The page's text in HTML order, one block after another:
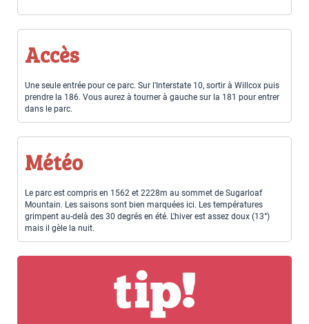
Accès
Une seule entrée pour ce parc. Sur l'Interstate 10, sortir à Willcox puis
prendre la 186. Vous aurez à tourner à gauche sur la 181 pour entrer
dans le parc.
Météo
Le parc est compris en 1562 et 2228m au sommet de Sugarloaf
Mountain. Les saisons sont bien marquées ici. Les températures
grimpent au-delà des 30 degrés en été. L'hiver est assez doux (13°)
mais il gèle la nuit.